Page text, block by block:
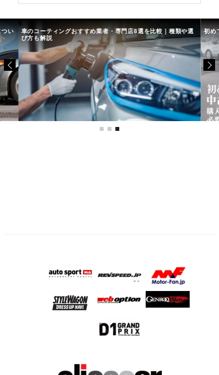
い 車のコーティングおすすめ業者・専門店8選を比較｜種類や選
び方も解説
初め